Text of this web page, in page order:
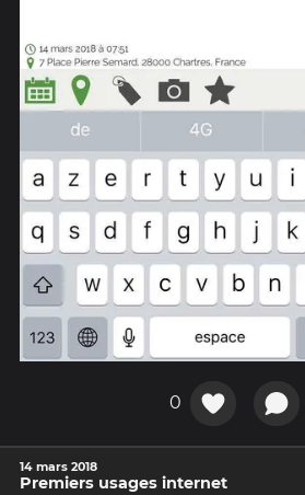
0
14 mars 2018
Premiers usages internet